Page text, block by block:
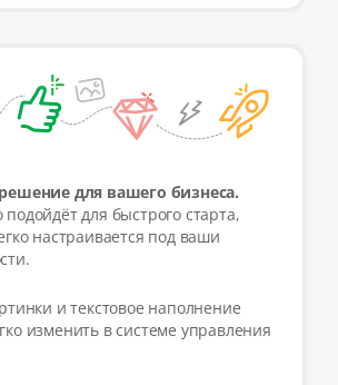
для вашего бизнеса.
для быстрого старта,
настраивается под ваши
и текстовое наполнение
изменить в системе управления